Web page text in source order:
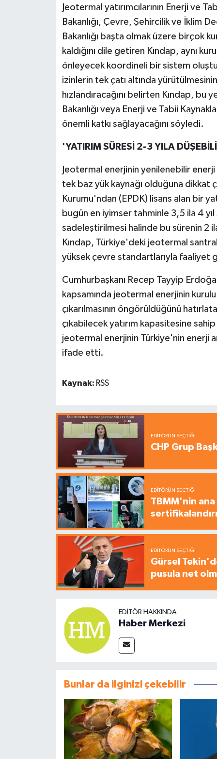
Jeotermal yatırımcılarının Enerji ve
Bakanlığı, Çevre, Şehircilik ve İklim
Bakanlığı başta olmak üzere birçok
kaldığını dile getiren Kındap, aynı
önleyecek koordineli bir sistem
izinlerin tek çatı altında
hızlandıracağını belirten Kındap,
Bakanlığı veya Enerji ve Tabii
önemli katkı sağlayacağını söyledi.
'YATIRIM SÜRESİ 2-3 YILA
Jeotermal enerjinin yenilenebilir
tek baz yük kaynağı olduğuna dikkat
Kurumu'ndan (EPDK) lisans alan bir
bugün en iyimser tahminle 3,5 ila 4
sadeleştirilmesi halinde bu sürenin 2
Kındap, Türkiye'deki jeotermal
yüksek çevre standartlarıyla faaliyet
Cumhurbaşkanı Recep Tayyip
kapsamında jeotermal enerjinin
çıkarılmasının öngörüldüğünü
çıkabilecek yatırım kapasitesine
jeotermal enerjinin Türkiye'nin enerji
ifade etti.
Kaynak: RSS
EDITÖRÜN SEÇTIĞI
CHP Grup
EDITÖRÜN SEÇTIĞI
TBMM'nin
EDITÖRÜN SEÇTIĞI
Gürsel
pusula net
EDITÖR HAKKINDA
Haber Merkezi
Bunlar da ilginizi çekebilir